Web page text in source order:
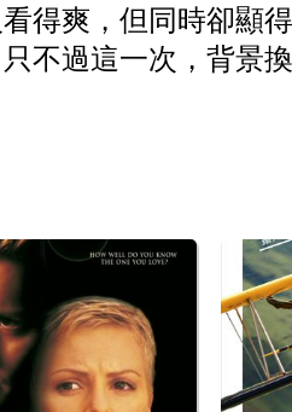
得爽，但同時卻顯
不過這一次，背景